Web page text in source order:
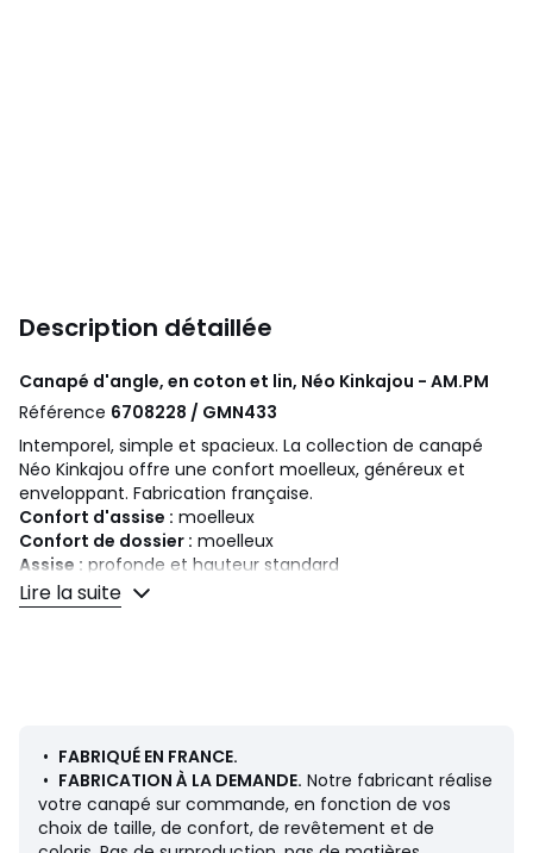
Description détaillée
Canapé d'angle, en coton et lin, Néo Kinkajou - AM.PM
Référence 6708228 / GMN433
Intemporel, simple et spacieux. La collection de canapé
Néo Kinkajou offre une confort moelleux, généreux et
enveloppant. Fabrication française.
Confort d'assise : moelleux
Confort de dossier : moelleux
Assise : profonde et hauteur standard
Dimensions
Description
• Revêtement coton/lin : 63% coton 37% lin. 532 g/m2
• Échantillons de tissus disponibles sur le site, tapez
Lire la suite
• FABRIQUÉ EN FRANCE.
• FABRICATION À LA DEMANDE. Notre fabricant réalise
votre canapé sur commande, en fonction de vos
choix de taille, de confort, de revêtement et de